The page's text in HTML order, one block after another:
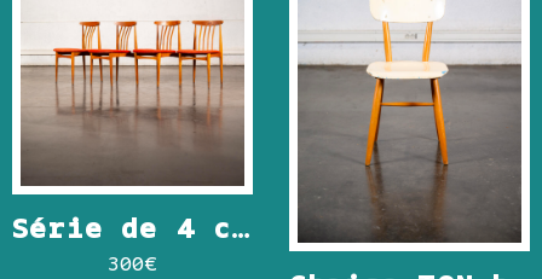
Série de 4 chaises vintage
300€